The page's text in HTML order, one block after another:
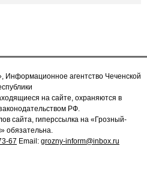
агентство Чеченской
на сайте, охраняются в
РФ.
сайта, гиперссылка на «Грозный-
обязательна.
67 Email: grozny-inform@inbox.ru